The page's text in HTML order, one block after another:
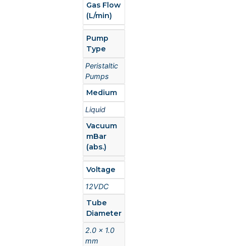
Gas Flow
(L/min)
Pump
Type
Peristaltic
Pumps
Medium
Liquid
Vacuum
mBar
(abs.)
Voltage
12VDC
Tube
Diameter
2.0 x 1.0
mm